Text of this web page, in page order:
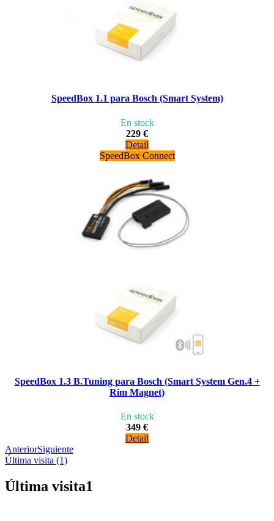
SpeedBox 1.1 para Bosch (Smart System)
En stock
229 €
Detail
SpeedBox Connect
SpeedBox 1.3 B.Tuning para Bosch (Smart System Gen.4 +
Rim Magnet)
En stock
349 €
Detail
AnteriorSiguiente
Última visita (1)
Última visita1